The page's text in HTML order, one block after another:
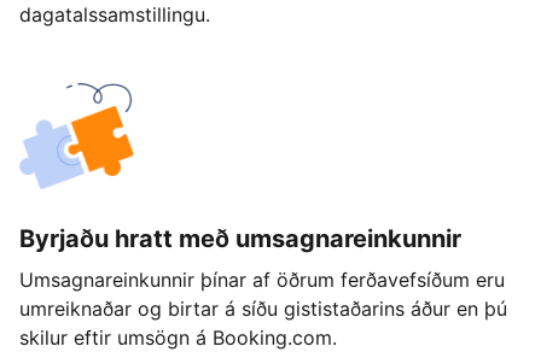
dagatalssamstillingu.
Byrjaðu hratt með umsagnareinkunnir
Umsagnareinkunnir þínar af öðrum ferðavefsíðum eru
umreiknaðar og birtar á síðu gististaðarins áður en þú
skilur eftir umsögn á Booking.com.